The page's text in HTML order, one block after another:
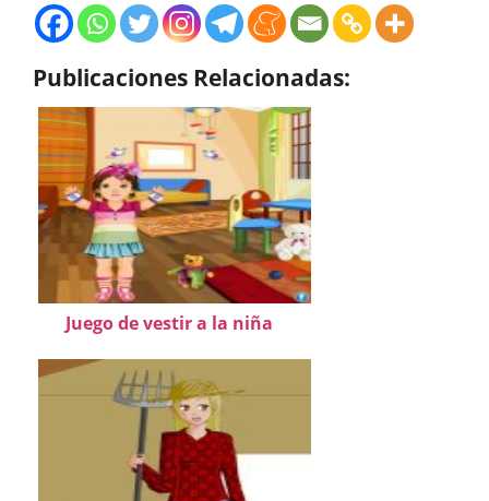
Publicaciones Relacionadas:
Juego de vestir a la niña